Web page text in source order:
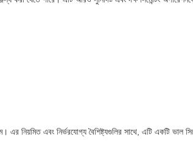
নিয়মিত এবং নির্ভরযোগ্য বৈশিষ্ট্যগুলির সাথে, এটি একটি ভাল